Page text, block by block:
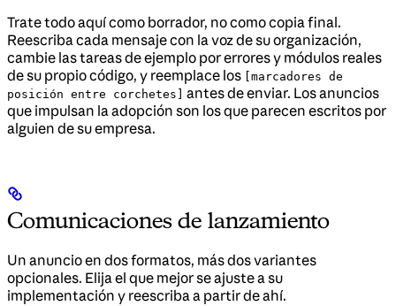
Trate todo aquí como borrador, no como copia final.
Reescriba cada mensaje con la voz de su organización,
cambie las tareas de ejemplo por errores y módulos reales
de su propio código, y reemplace los [marcadores de
posición entre corchetes] antes de enviar. Los anuncios
que impulsan la adopción son los que parecen escritos por
alguien de su empresa.
Comunicaciones de lanzamiento
Un anuncio en dos formatos, más dos variantes
opcionales. Elija el que mejor se ajuste a su
implementación y reescriba a partir de ahí.